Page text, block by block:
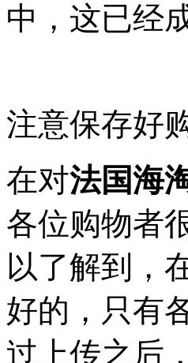
中，这已经
注意保存好
在对法国海
各位购物者
以了解到，
好的，只有
过上传之后